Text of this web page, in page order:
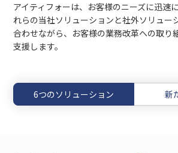
アイティフォーは、お客様のニーズに迅速
れらの当社ソリューションと社外ソリュー
合わせながら、お客様の業務改革への取り
支援します。
6つのソリューション 新